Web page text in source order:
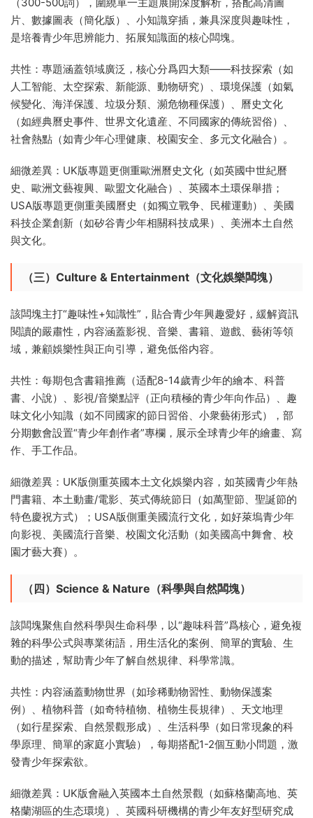
片、數據圖表（簡化版）、小知識穿插，兼具深度與趣味性，
是培養青少年思辨能力、拓展知識面的核心闆塊。
共性：專題涵蓋領域廣泛，核心分爲四大類——科技探索（如
人工智能、太空探索、新能源、動物研究）、環境保護（如氣
候變化、海洋保護、垃圾分類、瀕危物種保護）、曆史文化
（如經典曆史事件、世界文化遺産、不同國家的傳統習俗）、
社會熱點（如青少年心理健康、校園安全、多元文化融合）。
細微差異：UK版專題更側重歐洲曆史文化（如英國中世紀曆
史、歐洲文藝複興、歐盟文化融合）、英國本土環保舉措；
USA版專題更側重美國曆史（如獨立戰争、民權運動）、美國
科技企業創新（如矽谷青少年相關科技成果）、美洲本土自然
與文化。
（三）Culture & Entertainment（文化娛樂闆塊）
該闆塊主打“趣味性+知識性”，貼合青少年興趣愛好，緩解資訊
閱讀的嚴肅性，内容涵蓋影視、音樂、書籍、遊戲、藝術等領
域，兼顧娛樂性與正向引導，避免低俗内容。
共性：每期包含書籍推薦（适配8-14歲青少年的繪本、科普
書、小說）、影視/音樂點評（正向積極的青少年向作品）、趣
味文化小知識（如不同國家的節日習俗、小衆藝術形式），部
分期數會設置“青少年創作者”專欄，展示全球青少年的繪畫、寫
作、手工作品。
細微差異：UK版側重英國本土文化娛樂内容，如英國青少年熱
門書籍、本土動畫/電影、英式傳統節日（如萬聖節、聖誕節的
特色慶祝方式）；USA版側重美國流行文化，如好萊塢青少年
向影視、美國流行音樂、校園文化活動（如美國高中舞會、校
園才藝大賽）。
（四）Science & Nature（科學與自然闆塊）
該闆塊聚焦自然科學與生命科學，以“趣味科普”爲核心，避免複
雜的科學公式與專業術語，用生活化的案例、簡單的實驗、生
動的描述，幫助青少年了解自然規律、科學常識。
共性：内容涵蓋動物世界（如珍稀動物習性、動物保護案
例）、植物科普（如奇特植物、植物生長規律）、天文地理
（如行星探索、自然景觀形成）、生活科學（如日常現象的科
學原理、簡單的家庭小實驗），每期搭配1-2個互動小問題，激
發青少年探索欲。
細微差異：UK版會融入英國本土自然景觀（如蘇格蘭高地、英
格蘭湖區的生态環境）、英國科研機構的青少年友好型研究成